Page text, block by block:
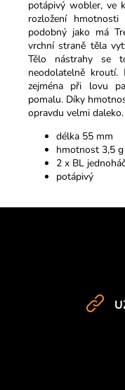
potápivý wobler, ve
rozložení
podobný jako má
vrchní straně těla
Tělo nástrahy se
neodolatelně kroutí.
zejména při lovu
pomalu. Díky
opravdu velmi daleko.
délka 55 mm
hmotnost 3,5 g
2 x BL
potápivý